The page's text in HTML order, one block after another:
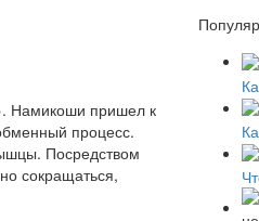
Намикоши пришел к
процесс.
Посредством
сокращаться,